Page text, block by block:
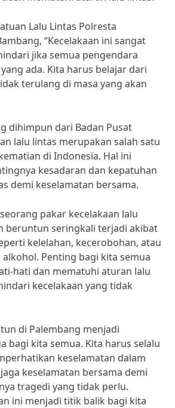
Lalu Lintas Polresta
“Kecelakaan ini sangat
jika semua pengendara
ada. Kita harus belajar dari
terulang di masa yang akan
dihimpun dari Badan Pusat
lalu lintas merupakan salah satu
di Indonesia. Hal ini
kesadaran dan kepatuhan
demi keselamatan bersama.
pakar kecelakaan lalu
beruntun seringkali terjadi akibat
kelelahan, kecerobohan, atau
Penting bagi kita semua
hati dan mematuhi aturan lalu
kecelakaan yang tidak
di Palembang menjadi
bagi kita semua. Kita harus selalu
keselamatan dalam
keselamatan bersama demi
tragedi yang tidak perlu.
ini menjadi titik balik bagi kita